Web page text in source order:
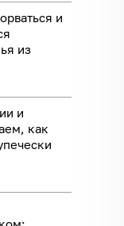
и
из
и
как